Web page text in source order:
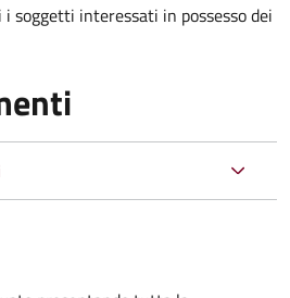
soggetti interessati in possesso dei